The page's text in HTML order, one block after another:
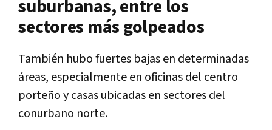
suburbanas, entre los
sectores más golpeados
También hubo fuertes bajas en determinadas
áreas, especialmente en oficinas del centro
porteño y casas ubicadas en sectores del
conurbano norte.